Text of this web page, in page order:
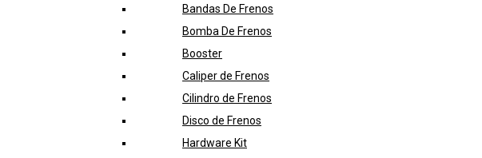
Bandas De Frenos
Bomba De Frenos
Booster
Caliper de Frenos
Cilindro de Frenos
Disco de Frenos
Hardware Kit